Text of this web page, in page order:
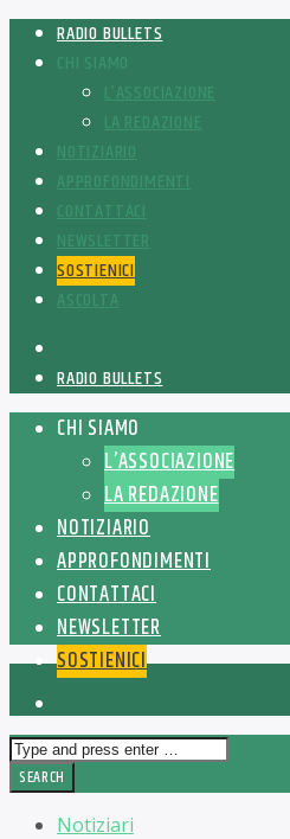
RADIO BULLETS
CHI SIAMO
L’ASSOCIAZIONE
LA REDAZIONE
NOTIZIARIO
APPROFONDIMENTI
CONTATTACI
NEWSLETTER
SOSTIENICI
ASCOLTA
RADIO BULLETS
CHI SIAMO
L’ASSOCIAZIONE
LA REDAZIONE
NOTIZIARIO
APPROFONDIMENTI
CONTATTACI
NEWSLETTER
SOSTIENICI
Notiziari